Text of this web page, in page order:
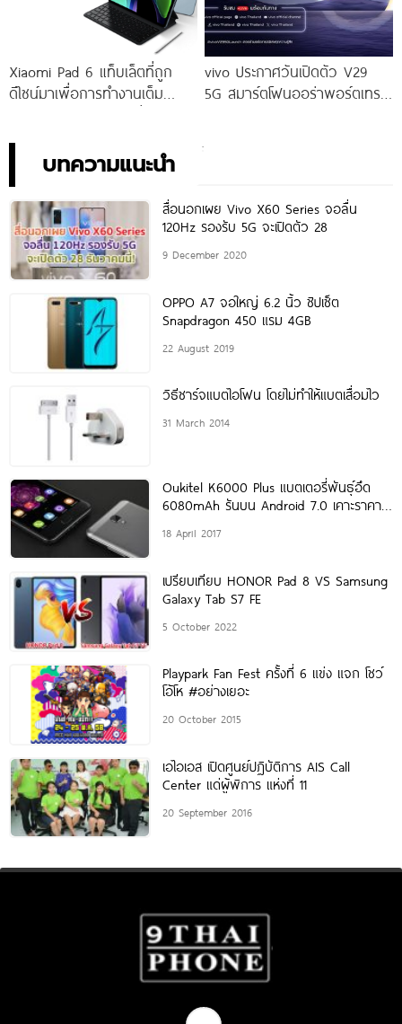
Xiaomi Pad 6 แท็บเล็ตที่ถูก
ดีไซน์มาเพื่อการทำงานเต็ม
vivo ประกาศวันเปิดตัว V29
5G สมาร์ตโฟนออร่าพอร์ตเทร
บทความแนะนำ
สื่อนอกเผย Vivo X60 Series จอลื่น
120Hz รองรับ 5G จะเปิดตัว 28
9 December 2020
OPPO A7 จอใหญ่ 6.2 นิ้ว ชิปเซ็ต
Snapdragon 450 แรม 4GB
22 August 2019
วิธีชาร์จแบตไอโฟน โดยไม่ทำให้แบตเสื่อมไว
31 March 2014
Oukitel K6000 Plus แบตเตอรี่พันธุ์อึด
6080mAh รันบน Android 7.0 เคาะราคาไม่
18 April 2017
เปรียบเทียบ HONOR Pad 8 VS Samsung
Galaxy Tab S7 FE
5 October 2022
Playpark Fan Fest ครั้งที่ 6 แข่ง แจก โชว์
โอ้โห #อย่างเยอะ
20 October 2015
เอไอเอส เปิดศูนย์ปฏิบัติการ AIS Call
Center แด่ผู้พิการ แห่งที่ 11
20 September 2016